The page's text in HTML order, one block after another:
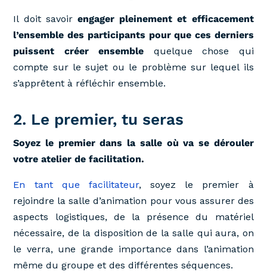
Il doit savoir engager pleinement et efficacement
l’ensemble des participants pour que ces derniers
puissent créer ensemble quelque chose qui
compte sur le sujet ou le problème sur lequel ils
s’apprêtent à réfléchir ensemble.
2. Le premier, tu seras
Soyez le premier dans la salle où va se dérouler
votre atelier de facilitation.
En tant que facilitateur, soyez le premier à
rejoindre la salle d’animation pour vous assurer des
aspects logistiques, de la présence du matériel
nécessaire, de la disposition de la salle qui aura, on
le verra, une grande importance dans l’animation
même du groupe et des différentes séquences.